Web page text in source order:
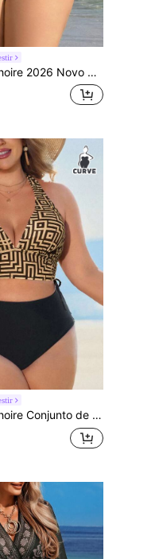
de Tecido Texturizado com Decote V Ampliado para Mulheres Plus Size
Estampa Geométrica Plus Size para Mulheres, Verão Praia Férias 2026